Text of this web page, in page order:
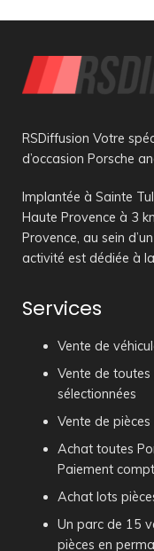
RSDiffusion Votre
d’occasion Porsche
Implantée à Sainte
Haute Provence à 3
Provence, au sein
activité est dédiée à
Services
Vente de
Vente de toutes
sélectionnées
Vente de
Achat toutes
Paiement
Achat lots
Un parc de 15
pièces en